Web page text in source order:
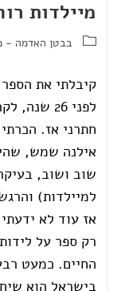
מיילדות
בבטן האדמה -
קיבלתי את הספר
לפני 26
חתרני אז.
אילנה שמש,
שוב ושוב,
למיילדות)
אז עוד לא
רק ספר על
החיים. כמעט
בישראל הוא שיח